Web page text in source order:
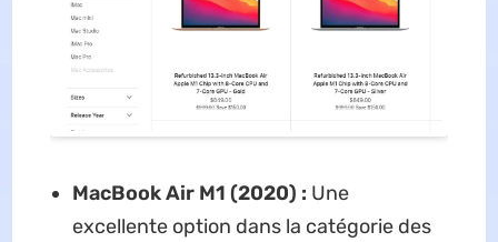
MacBook Air M1 (2020) : Une
excellente option dans la catégorie des